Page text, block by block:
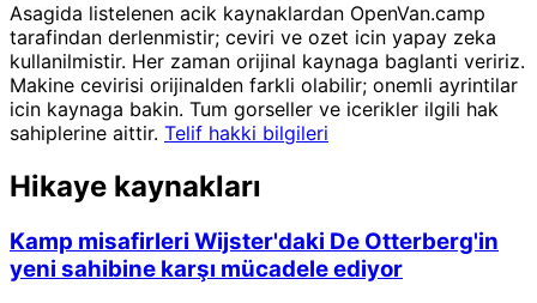
Asagida listelenen acik kaynaklardan OpenVan.camp
tarafindan derlenmistir; ceviri ve ozet icin yapay zeka
kullanilmistir. Her zaman orijinal kaynaga baglanti veririz.
Makine cevirisi orijinalden farkli olabilir; onemli ayrintilar
icin kaynaga bakin. Tum gorseller ve icerikler ilgili hak
sahiplerine aittir. Telif hakki bilgileri
Hikaye kaynakları
Kamp misafirleri Wijster'daki De Otterberg'in
yeni sahibine karşı mücadele ediyor